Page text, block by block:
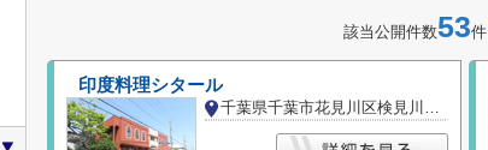
該当公開件数53件
印度料理シタール
千葉県千葉市花見川区検見川町１丁目